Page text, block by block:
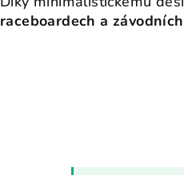
raceboardech a